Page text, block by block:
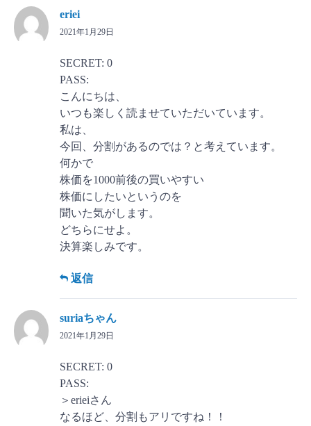
eriei
2021年1月29日
SECRET: 0
PASS:
こんにちは、
いつも楽しく読ませていただいています。
私は、
今回、分割があるのでは？と考えています。
何かで
株価を1000前後の買いやすい
株価にしたいというのを
聞いた気がします。
どちらにせよ。
決算楽しみです。
返信
suriaちゃん
2021年1月29日
SECRET: 0
PASS:
＞erieiさん
なるほど、分割もアリですね！！